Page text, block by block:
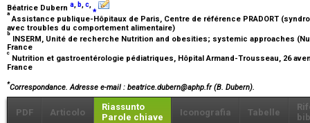
Béatrice Dubern a, b,c,⁎
a
Assistance publique-Hôpitaux de Paris, Centre de référence PRADORT
avec troubles du comportement alimentaire)
b
INSERM, Unité de recherche Nutrition and obesities; systemic approaches
France
c
Nutrition et gastroentérologie pédiatriques, Hôpital Armand-Trousseau, 26
France
*Correspondance.Adresse e-mail : beatrice.dubern@aphp.fr (B. Dubern).
PDF Articolo
Riassunto
Parole chiave
Iconografia Tabelle